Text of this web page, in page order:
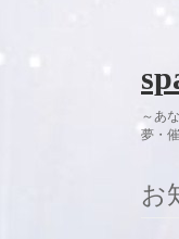
～あ
夢
お